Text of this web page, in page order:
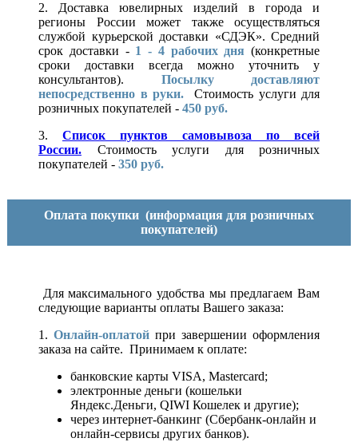
2. Доставка ювелирных изделий в города и
регионы России может также осуществляться
службой курьерской доставки «СДЭК». Средний
срок доставки - 1 - 4 рабочих дня (конкретные
сроки доставки всегда можно уточнить у
консультантов). Посылку доставляют
непосредственно в руки.
Стоимость услуги для
розничных покупателей - 450 руб.
3. Список пунктов самовывоза по всей
России.
Стоимость услуги для розничных
покупателей - 350 руб.
Оплата покупки (информация для розничных
покупателей)
Для максимального удобства мы предлагаем Вам
следующие варианты оплаты Вашего заказа:
1. Онлайн-оплатой при завершении оформления
заказа на сайте. Принимаем к оплате:
банковские карты VISA, Mastercard;
электронные деньги (кошельки
Яндекс.Деньги, QIWI Кошелек и другие);
через интернет-банкинг (Сбербанк-онлайн и
онлайн-сервисы других банков).